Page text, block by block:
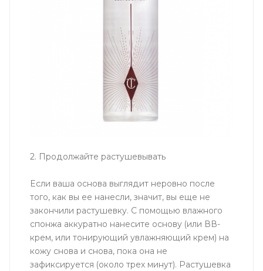
2. Продолжайте растушевывать
Если ваша основа выглядит неровно после
того, как вы ее нанесли, значит, вы еще не
закончили растушевку. С помощью влажного
спонжа аккуратно нанесите основу (или ВВ-
крем, или тонирующий увлажняющий крем) на
кожу снова и снова, пока она не
зафиксируется (около трех минут). Растушевка